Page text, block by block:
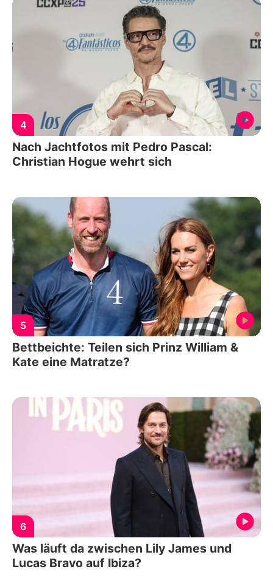
4
Nach Jachtfotos mit Pedro Pascal:
Christian Hogue wehrt sich
5
Bettbeichte: Teilen sich Prinz William &
Kate eine Matratze?
6
Was läuft da zwischen Lily James und
Lucas Bravo auf Ibiza?